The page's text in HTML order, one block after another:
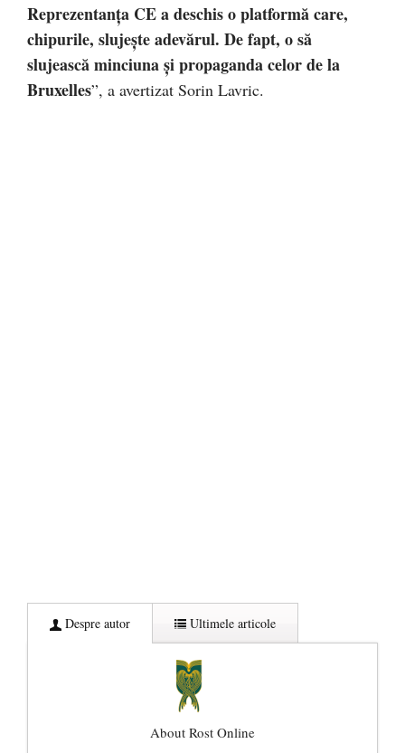
Reprezentanța CE a deschis o platformă care,
chipurile, slujește adevărul. De fapt, o să
slujească minciuna și propaganda celor de la
Bruxelles”, a avertizat Sorin Lavric.
Despre autor Ultimele articole
About Rost Online